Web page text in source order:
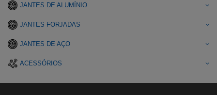
JANTES DE ALUMÍNIO
JANTES FORJADAS
JANTES DE AÇO
ACESSÓRIOS